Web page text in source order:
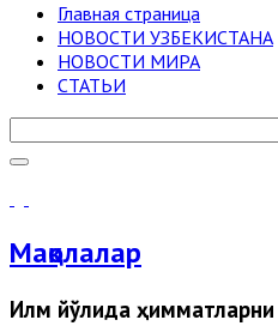
Главная страница
НОВОСТИ УЗБЕКИСТАНА
НОВОСТИ МИРА
СТАТЬИ
Мақолалар
Илм йўлида